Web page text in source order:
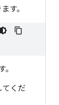
す。
てくだ